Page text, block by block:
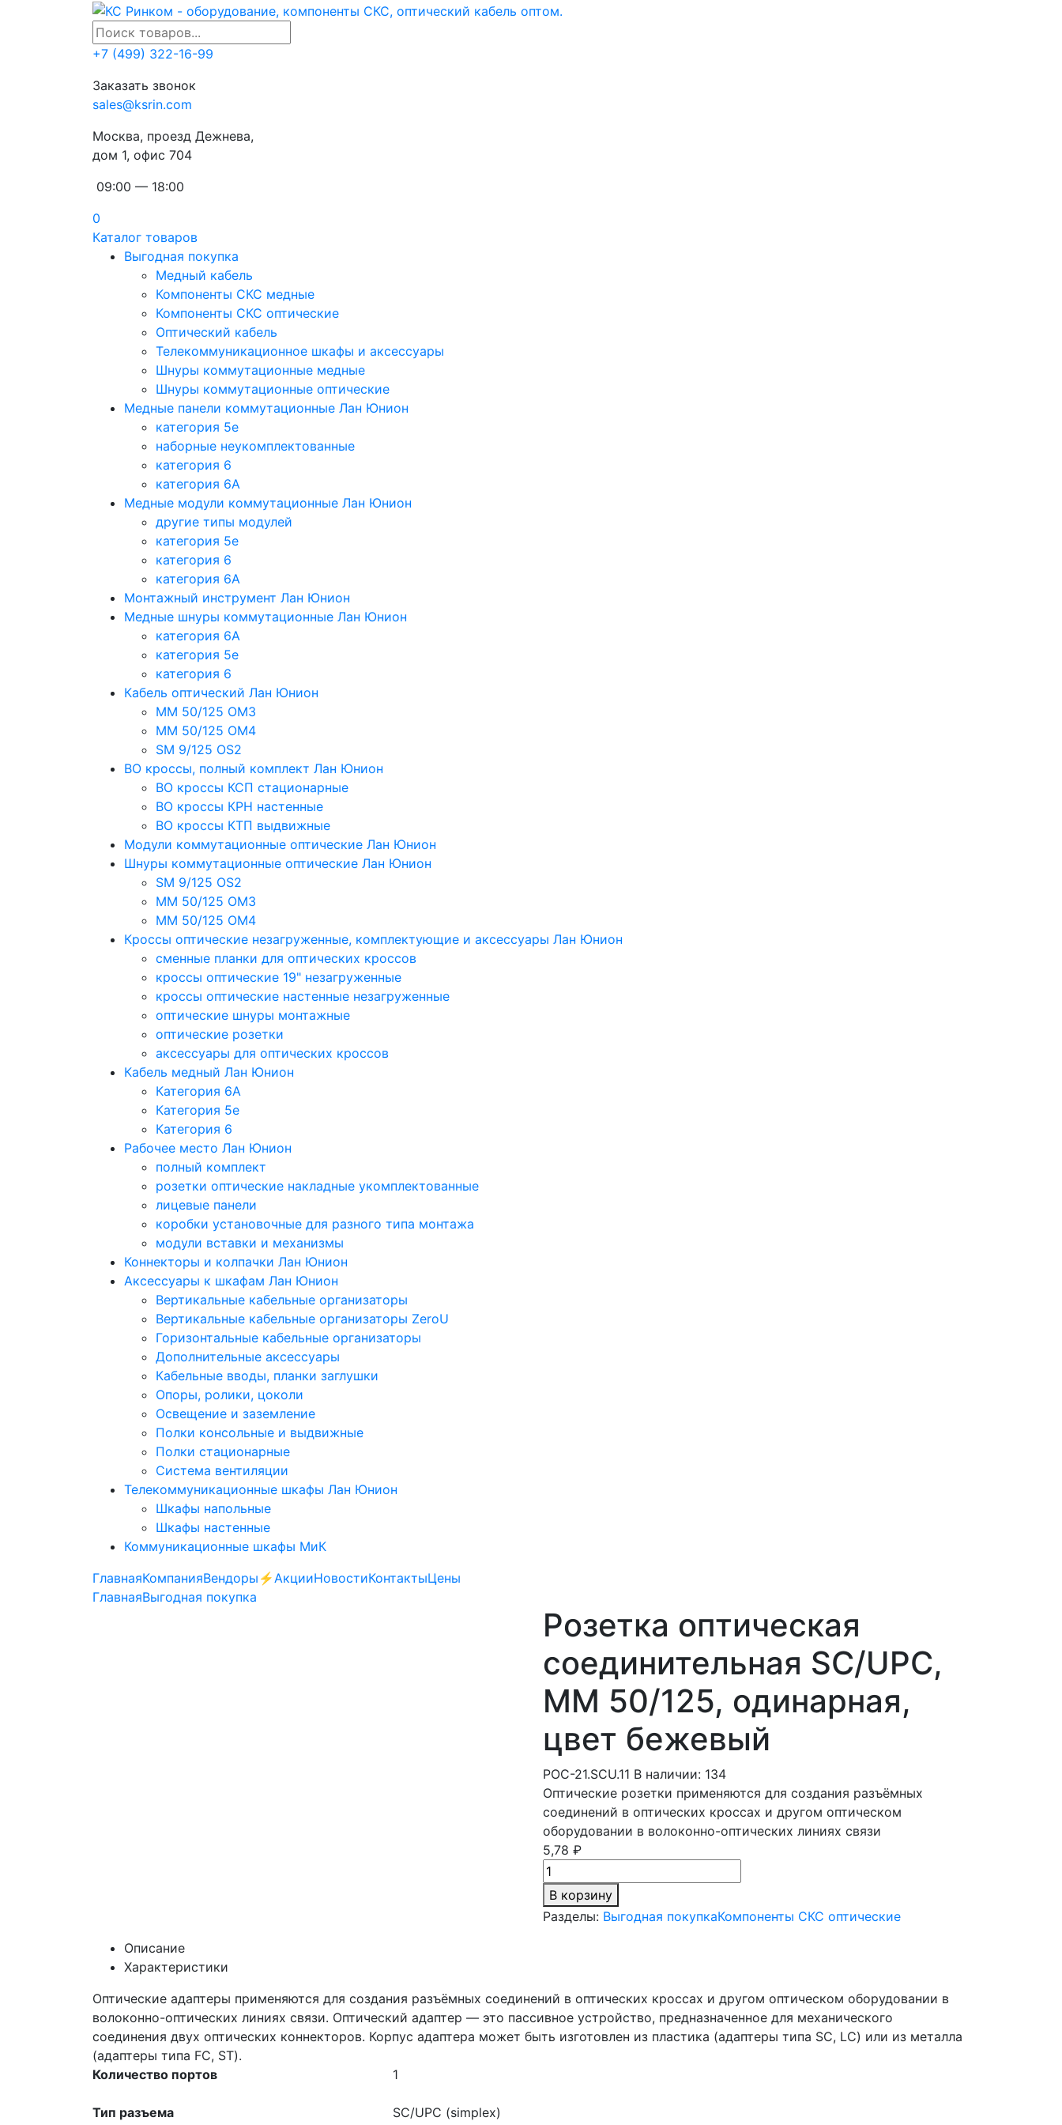
+7 (499) 322-16-99
Заказать звонок
sales@ksrin.com
Москва, проезд Дежнева,
дом 1, офис 704
09:00 — 18:00
0
Каталог товаров
Выгодная покупка
Медный кабель
Компоненты СКС медные
Компоненты СКС оптические
Оптический кабель
Телекоммуникационное шкафы и аксессуары
Шнуры коммутационные медные
Шнуры коммутационные оптические
Медные панели коммутационные Лан Юнион
категория 5e
наборные неукомплектованные
категория 6
категория 6A
Медные модули коммутационные Лан Юнион
другие типы модулей
категория 5е
категория 6
категория 6A
Монтажный инструмент Лан Юнион
Медные шнуры коммутационные Лан Юнион
категория 6A
категория 5e
категория 6
Кабель оптический Лан Юнион
MM 50/125 OM3
MM 50/125 OM4
SM 9/125 OS2
ВО кроссы, полный комплект Лан Юнион
ВО кроссы КСП стационарные
ВО кроссы КРН настенные
ВО кроссы КТП выдвижные
Модули коммутационные оптические Лан Юнион
Шнуры коммутационные оптические Лан Юнион
SM 9/125 OS2
MM 50/125 OM3
MM 50/125 OM4
Кроссы оптические незагруженные, комплектующие и аксессуары Лан Юнион
сменные планки для оптических кроссов
кроссы оптические 19" незагруженные
кроссы оптические настенные незагруженные
оптические шнуры монтажные
оптические розетки
аксессуары для оптических кроссов
Кабель медный Лан Юнион
Категория 6A
Категория 5e
Категория 6
Рабочее место Лан Юнион
полный комплект
розетки оптические накладные укомплектованные
лицевые панели
коробки установочные для разного типа монтажа
модули вставки и механизмы
Коннекторы и колпачки Лан Юнион
Аксессуары к шкафам Лан Юнион
Вертикальные кабельные организаторы
Вертикальные кабельные организаторы ZeroU
Горизонтальные кабельные организаторы
Дополнительные аксессуары
Кабельные вводы, планки заглушки
Опоры, ролики, цоколи
Освещение и заземление
Полки консольные и выдвижные
Полки стационарные
Система вентиляции
Телекоммуникационные шкафы Лан Юнион
Шкафы напольные
Шкафы настенные
Коммуникационные шкафы МиК
ГлавнаяКомпанияВендоры ⚡️АкцииНовостиКонтактыЦены
ГлавнаяВыгодная покупка
Розетка оптическая
соединительная SC/UPC,
MM 50/125, одинарная,
цвет бежевый
РОС-21.SCU.11 В наличии: 134
Оптические розетки применяются для создания разъёмных
соединений в оптических кроссах и другом оптическом
оборудовании в волоконно-оптических линиях связи
5,78 ₽
В корзину
Разделы: Выгодная покупкаКомпоненты СКС оптические
Описание
Характеристики
Оптические адаптеры применяются для создания разъёмных соединений в оптических кроссах и другом оптическом оборудовании в
волоконно-оптических линиях связи. Оптический адаптер — это пассивное устройство, предназначенное для механического
соединения двух оптических коннекторов. Корпус адаптера может быть изготовлен из пластика (адаптеры типа SC, LC) или из металла
(адаптеры типа FC, ST).
Количество портов
1
Тип разъема SC/UPC (simplex)